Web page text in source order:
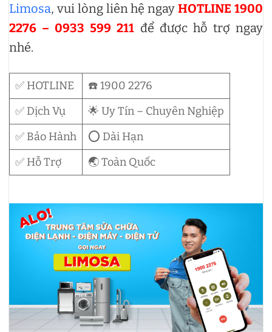
Limosa, vui lòng liên hệ ngayHOTLINE 1900
2276 – 0933 599 211 để được hỗ trợ ngay
nhé.
✅ HOTLINE
☎️ 1900 2276
✅ Dịch Vụ
🌟 Uy Tín – Chuyên Nghiệp
✅ Bảo Hành
⭕ Dài Hạn
✅ Hỗ Trợ
🌏 Toàn Quốc